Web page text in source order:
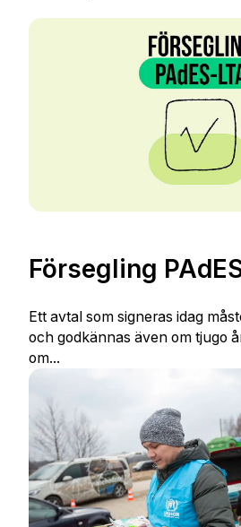
Försegling
Ett avtal som signeras idag
och godkännas även om tjugo
om...